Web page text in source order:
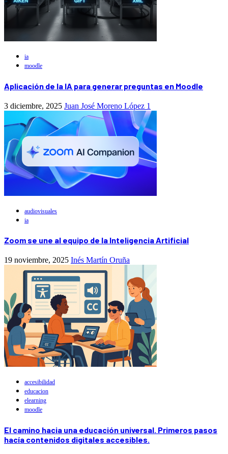
ia
moodle
Aplicación de la IA para generar preguntas en Moodle
3 diciembre, 2025 Juan José Moreno López 1
audiovisuales
ia
Zoom se une al equipo de la Inteligencia Artificial
19 noviembre, 2025 Inés Martín Oruña
accesibilidad
educacion
elearning
moodle
El camino hacia una educación universal. Primeros pasos
hacía contenidos digitales accesibles.